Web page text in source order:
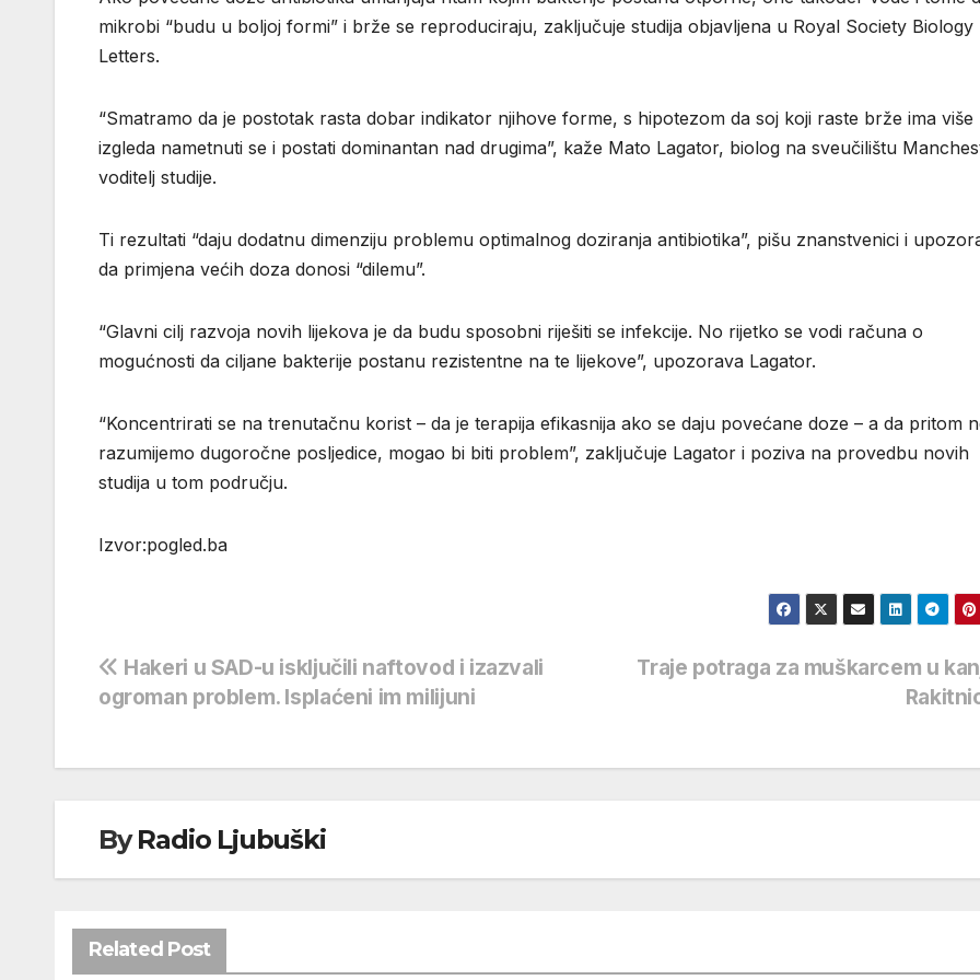
mikrobi “budu u boljoj formi” i brže se reproduciraju, zaključuje studija objavljena u Royal Society Biology
Letters.
“Smatramo da je postotak rasta dobar indikator njihove forme, s hipotezom da soj koji raste brže ima više
izgleda nametnuti se i postati dominantan nad drugima”, kaže Mato Lagator, biolog na sveučilištu
voditelj studije.
Ti rezultati “daju dodatnu dimenziju problemu optimalnog doziranja antibiotika”, pišu znanstvenici i
da primjena većih doza donosi “dilemu”.
“Glavni cilj razvoja novih lijekova je da budu sposobni riješiti se infekcije. No rijetko se vodi računa o
mogućnosti da ciljane bakterije postanu rezistentne na te lijekove”, upozorava Lagator.
“Koncentrirati se na trenutačnu korist – da je terapija efikasnija ako se daju povećane doze – a da pritom
razumijemo dugoročne posljedice, mogao bi biti problem”, zaključuje Lagator i poziva na provedbu novih
studija u tom području.
Izvor:pogled.ba
Navigacija
objava
Traje potraga za muškarcem u
Hakeri u SAD-u isključili naftovod i izazvali
ogroman problem. Isplaćeni im milijuni
ByRadio Ljubuški
Related Post